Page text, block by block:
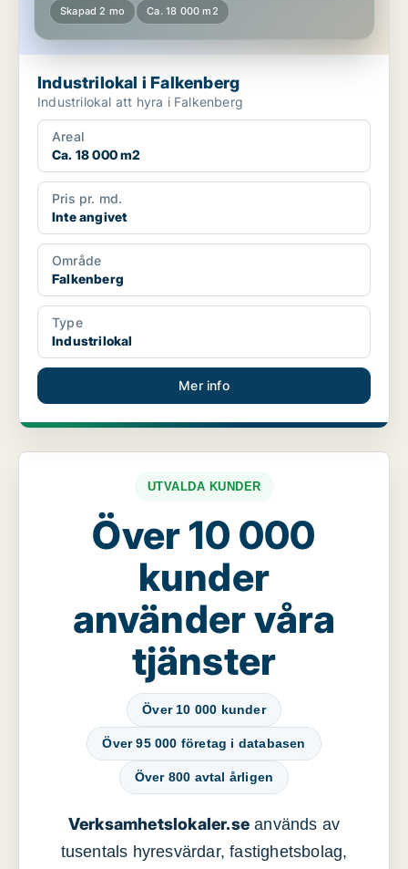
Skapad 2 mo Ca. 18 000 m2
Industrilokal i Falkenberg
Industrilokal att hyra i Falkenberg
Areal
Ca. 18 000 m2
Pris pr. md.
Inte angivet
Område
Falkenberg
Type
Industrilokal
Mer info
UTVALDA KUNDER
Över 10 000
kunder
använder våra
tjänster
Över 10 000 kunder
Över 95 000 företag i databasen
Över 800 avtal årligen
Verksamhetslokaler.se används av
tusentals hyresvärdar, fastighetsbolag,